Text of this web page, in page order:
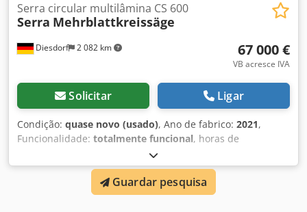
Diesdorf 2 082 km
Serra circular multilâmina CS 600
Serra Mehrblattkreissäge
67 000 €
VB acresce IVA
Solicitar Ligar
Condição: quase novo (usado), Ano de fabrico: 2021,
Funcionalidade: totalmente funcional, horas de
, potência:
venda está uma serra múltipla CS 600 seminova da Serra.
A serra foi operada por apenas 150 horas. Incluído no
preço: Dedpfx Adeynbtyewskr 4 conjuntos de anéis
Guardar pesquisa